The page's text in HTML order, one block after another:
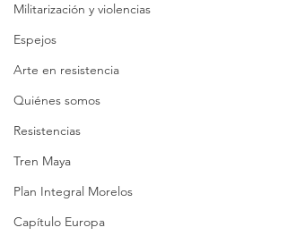
Militarización y violencias
Espejos
Arte en resistencia
Quiénes somos
Resistencias
Tren Maya
Plan Integral Morelos
Capítulo Europa